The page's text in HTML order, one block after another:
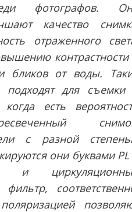
фотографов.
качество
отраженного
бликов от воды.
подходят для съемки
есть
с разной
они буквами
и